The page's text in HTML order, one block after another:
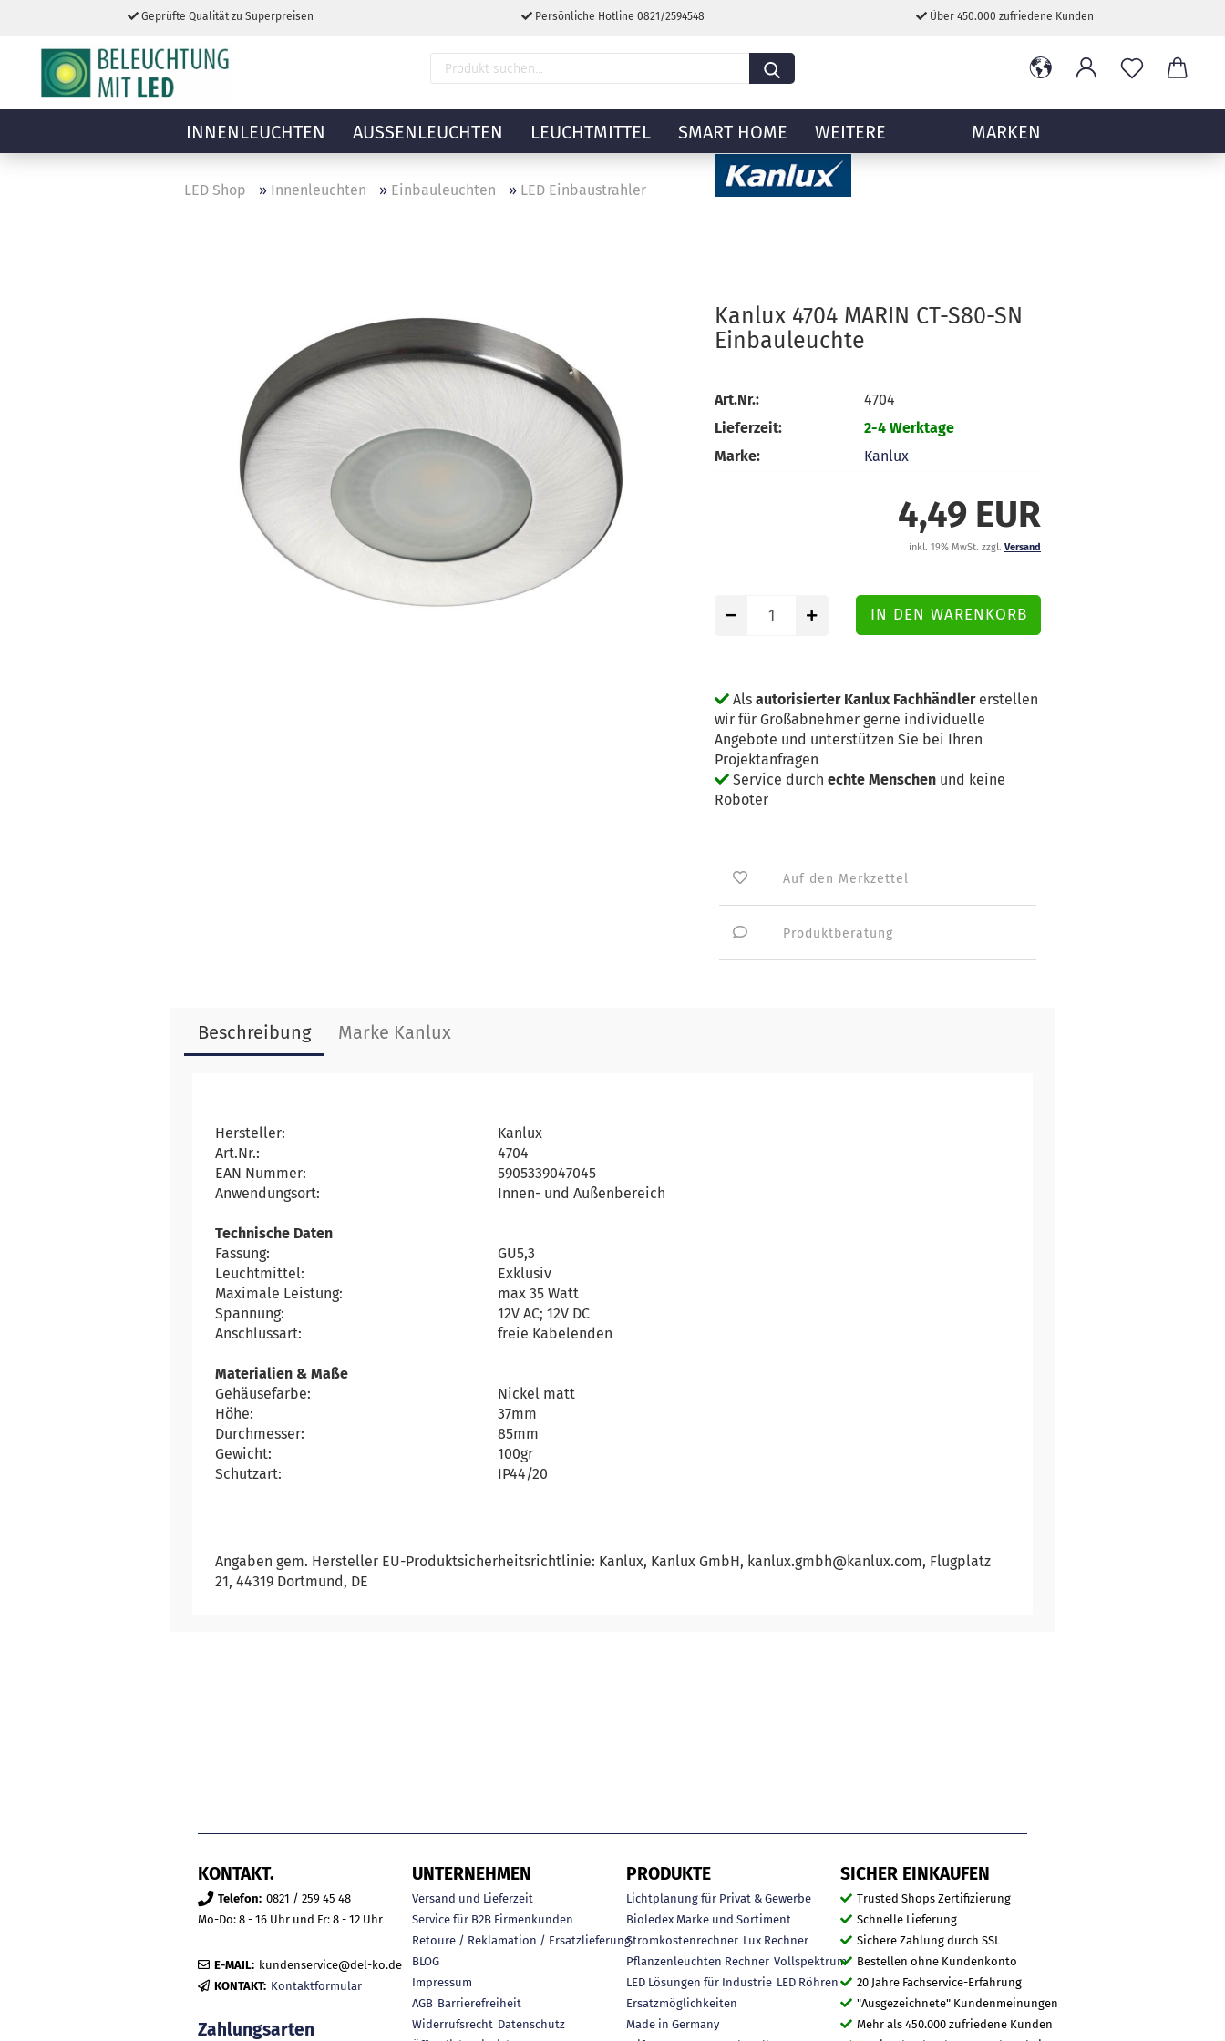
Geprüfte Qualität zu Superpreisen Persönliche Hotline 0821/2594548 Über 450.000 zufriedene Kunden
INNENLEUCHTEN AUSSENLEUCHTEN LEUCHTMITTEL SMART HOME MARKEN
WEITERE
LED Shop » Innenleuchten » Einbauleuchten » LED Einbaustrahler
Kanlux 4704 MARIN CT-S80-SN
Einbauleuchte
Art.Nr.:
4704
Lieferzeit:
2-4 Werktage
Marke:
Kanlux
4,49 EUR
inkl. 19% MwSt. zzgl. Versand
Als autorisierter Kanlux Fachhändlererstellen
wir für Großabnehmer gerne individuelle
Angebote und unterstützen Sie bei Ihren
Projektanfragen
Service durch echte Menschen und keine
Roboter
Auf den Merkzettel
Produktberatung
Beschreibung Marke Kanlux
Hersteller:
Kanlux
Art.Nr.:
4704
EAN Nummer:
5905339047045
Anwendungsort:
Innen- und Außenbereich
Technische Daten
Fassung:
GU5,3
Leuchtmittel:
Exklusiv
Maximale Leistung:
max 35 Watt
Spannung:
12V AC; 12V DC
Anschlussart:
freie Kabelenden
Materialien & Maße
Gehäusefarbe:
Nickel matt
Höhe:
37mm
Durchmesser:
85mm
Gewicht:
100gr
Schutzart:
IP44/20
Angaben gem. Hersteller EU-Produktsicherheitsrichtlinie: Kanlux, Kanlux GmbH, kanlux.gmbh@kanlux.com, Flugplatz
21, 44319 Dortmund, DE
KONTAKT.
Telefon: 0821 / 259 45 48
Mo-Do: 8 - 16 Uhr und Fr: 8 - 12 Uhr
E-MAIL: kundenservice@del-ko.de
KONTAKT: Kontaktformular
Zahlungsarten
UNTERNEHMEN
Versand und Lieferzeit
Service für B2B Firmenkunden
Retoure / Reklamation / Ersatzlieferung
BLOG
Impressum
AGB Barrierefreiheit
Widerrufsrecht Datenschutz
PRODUKTE
Lichtplanung für Privat & Gewerbe
Bioledex Marke und Sortiment
Stromkostenrechner Lux Rechner
Pflanzenleuchten Rechner Vollspektrum
LED Lösungen für Industrie LED Röhren
Ersatzmöglichkeiten
Made in Germany
SICHER EINKAUFEN
Trusted Shops Zertifizierung
Schnelle Lieferung
Sichere Zahlung durch SSL
Bestellen ohne Kundenkonto
20 Jahre Fachservice-Erfahrung
"Ausgezeichnete" Kundenmeinungen
Mehr als 450.000 zufriedene Kunden